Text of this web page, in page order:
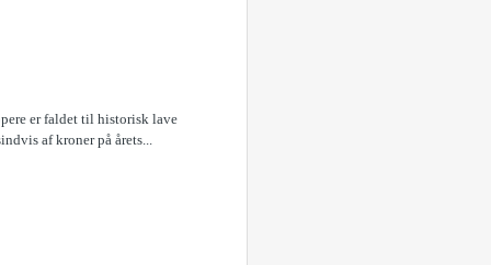
er faldet til historisk lave
af kroner på årets...